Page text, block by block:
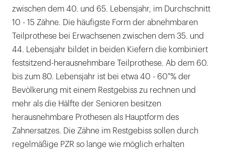
zwischen dem 40. und 65. Lebensjahr, im Durchschnitt
10 - 15 Zähne. Die häufigste Form der abnehmbaren
Teilprothese bei Erwachsenen zwischen dem 35. und
44. Lebensjahr bildet in beiden Kiefern die kombiniert
festsitzend-herausnehmbare Teilprothese. Ab dem 60.
bis zum 80. Lebensjahr ist bei etwa 40 - 60 % der
Bevölkerung mit einem Restgebiss zu rechnen und
mehr als die Hälfte der Senioren besitzen
herausnehmbare Prothesen als Hauptform des
Zahnersatzes. Die Zähne im Restgebiss sollen durch
regelmäßige PZR so lange wie möglich erhalten